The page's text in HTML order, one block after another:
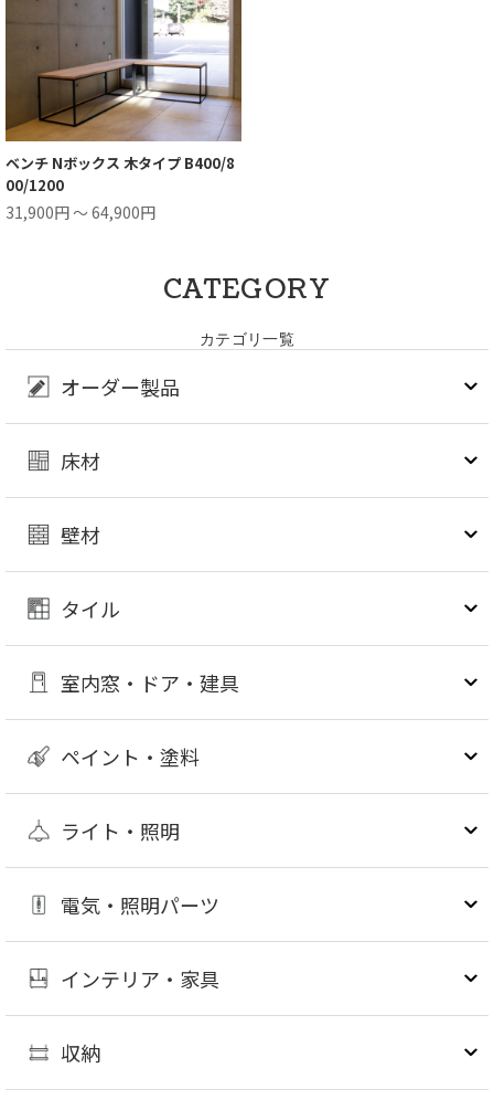
ベンチ Nボックス 木タイプ B400/8
00/1200
31,900円 ～ 64,900円
CATEGORY
カテゴリ一覧
オーダー製品
床材
壁材
タイル
室内窓・ドア・建具
ペイント・塗料
ライト・照明
電気・照明パーツ
インテリア・家具
収納